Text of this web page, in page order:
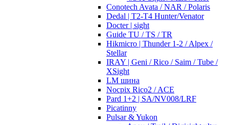
Conotech Avata / NAR / Polaris
Dedal | T2-T4 Hunter/Venator
Docter | sight
Guide TU / TS / TR
Hikmicro | Thunder 1-2 / Alpex /
Stellar
IRAY | Geni / Rico / Saim / Tube /
XSight
LM шина
Nocpix Rico2 / ACE
Pard 1+2 | SA/NV008/LRF
Picatinny
Pulsar & Yukon